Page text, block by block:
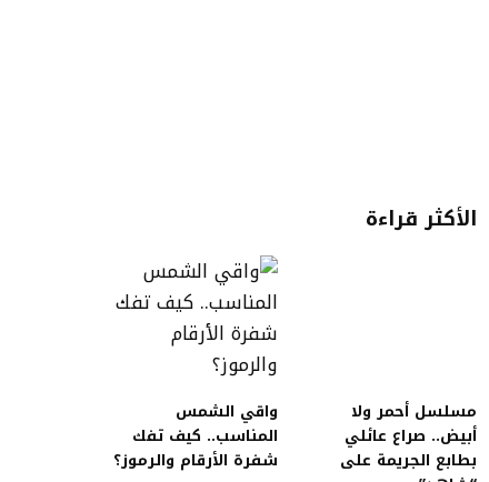
الأكثر قراءة
مسلسل أحمر ولا
أبيض.. صراع عائلي
بطابع الجريمة على
واقي الشمس
المناسب.. كيف تفك
شفرة الأرقام والرموز؟